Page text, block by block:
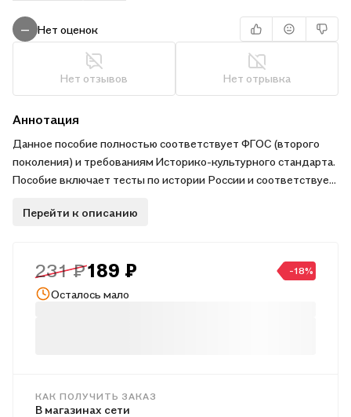
— Нет оценок
Нет отзывов Нет отрывка
Аннотация
Данное пособие полностью соответствует ФГОС (второго
поколения) и требованиям Историко-культурного стандарта.
Пособие включает тесты по истории России и соответствует
редакцией А.В. Торкунова для 8 класса
Перейти к описанию
231 ₽189 ₽ -18%
Осталось мало
КАК ПОЛУЧИТЬ ЗАКАЗ
В магазинах сети